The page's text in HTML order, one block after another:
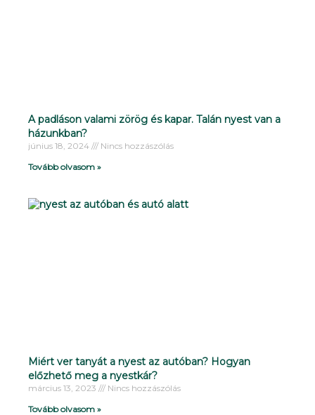
A padláson valami zörög és kapar. Talán nyest van a
házunkban?
június 18, 2024
Nincs hozzászólás
Tovább olvasom »
Miért ver tanyát a nyest az autóban? Hogyan
előzhető meg a nyestkár?
március 13, 2023
Nincs hozzászólás
Tovább olvasom »